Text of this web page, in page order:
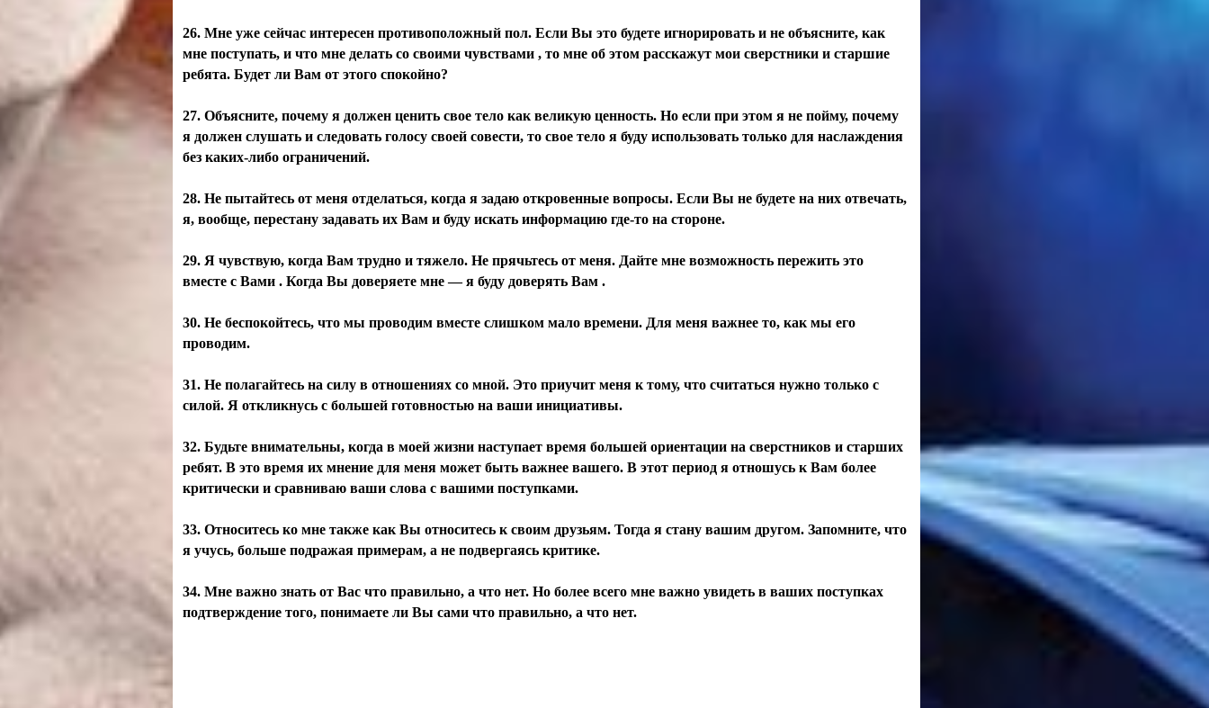
26. Мне уже сейчас интересен противоположный пол. Если Вы это будете игнорировать и не объясните, как
мне поступать, и что мне делать со своими чувствами , то мне об этом расскажут мои сверстники и старшие
ребята. Будет ли Вам от этого спокойно?
27. Объясните, почему я должен ценить свое тело как великую ценность. Но если при этом я не пойму, почему
я должен слушать и следовать голосу своей совести, то свое тело я буду использовать только для наслаждения
без каких-либо ограничений.
28. Не пытайтесь от меня отделаться, когда я задаю откровенные вопросы. Если Вы не будете на них отвечать,
я, вообще, перестану задавать их Вам и буду искать информацию где-то на стороне.
29. Я чувствую, когда Вам трудно и тяжело. Не прячьтесь от меня. Дайте мне возможность пережить это
вместе с Вами . Когда Вы доверяете мне — я буду доверять Вам .
30. Не беспокойтесь, что мы проводим вместе слишком мало времени. Для меня важнее то, как мы его
проводим.
31. Не полагайтесь на силу в отношениях со мной. Это приучит меня к тому, что считаться нужно только с
силой. Я откликнусь с большей готовностью на ваши инициативы.
32. Будьте внимательны, когда в моей жизни наступает время большей ориентации на сверстников и старших
ребят. В это время их мнение для меня может быть важнее вашего. В этот период я отношусь к Вам более
критически и сравниваю ваши слова с вашими поступками.
33. Относитесь ко мне также как Вы относитесь к своим друзьям. Тогда я стану вашим другом. Запомните, что
я учусь, больше подражая примерам, а не подвергаясь критике.
34. Мне важно знать от Вас что правильно, а что нет. Но более всего мне важно увидеть в ваших поступках
подтверждение того, понимаете ли Вы сами что правильно, а что нет.